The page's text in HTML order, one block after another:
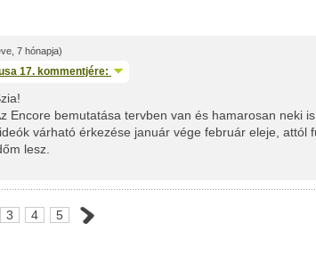
7 hónapja)
17. kommentjére:
Encore bemutatása tervben van és hamarosan neki
várható érkezése január vége február eleje, attól
lesz.
3 4 5